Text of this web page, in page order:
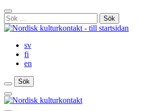
Gå
till
innehåll
Stäng
sökfält
Sök
efter:
sv
fi
en
Sök
Sök
Sök
Huvudmeny